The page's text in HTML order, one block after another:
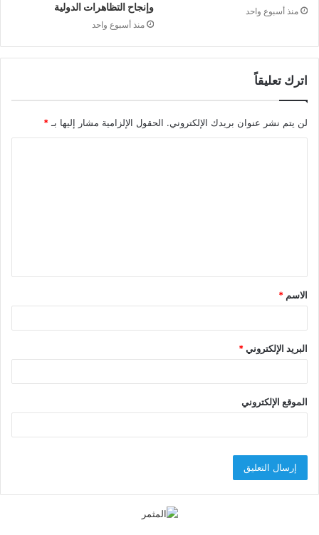
منذ أسبوع واحد
وإنجاح التظاهرات الدولية
منذ أسبوع واحد
اترك تعليقاً
لن يتم نشر عنوان بريدك الإلكتروني. الحقول الإلزامية مشار إليها بـ*
ق
*
الاسم *
البريد الإلكتروني*
الموقع الإلكتروني